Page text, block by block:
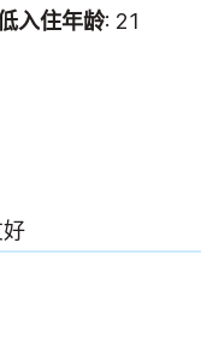
入住年龄: 21